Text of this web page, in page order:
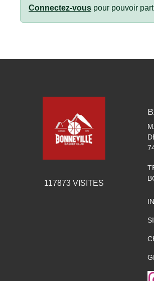
Connectez-vous pour pouvoir
117873VISITES